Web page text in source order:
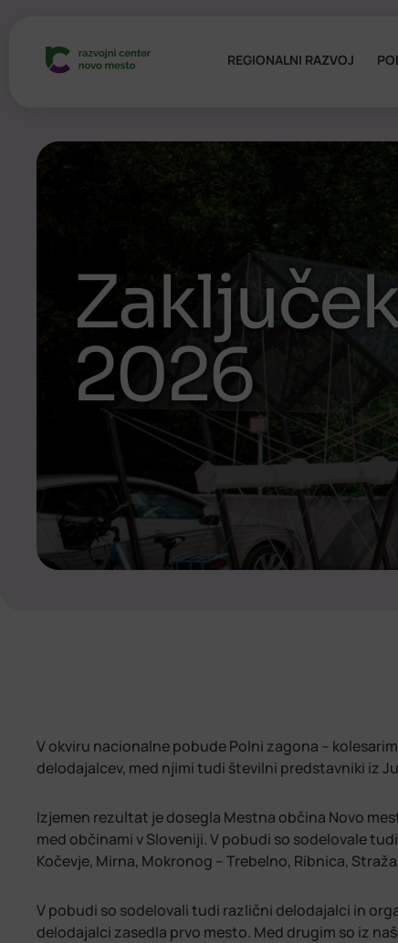
REGIONALNI RAZVOJ
2026
V okviru nacionalne pobude Polni zagona –
delodajalcev, med njimi tudi številni predstavniki iz
Izjemen rezultat je dosegla Mestna občina Novo
med občinami v Sloveniji. V pobudi so sodelovale
Kočevje, Mirna, Mokronog – Trebelno, Ribnica,
V pobudi so sodelovali tudi različni delodajalci in
delodajalci zasedla prvo mesto. Med drugim so iz